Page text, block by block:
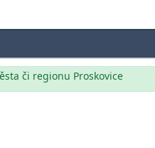
či regionu Proskovice